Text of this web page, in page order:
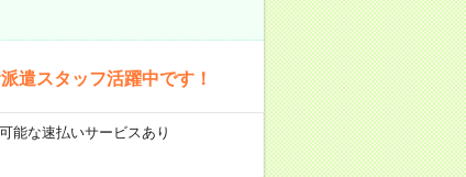
遣スタッフ活躍中です！
な速払いサービスあり